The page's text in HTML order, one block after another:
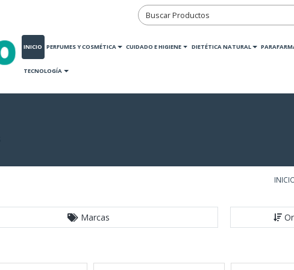
INICIO PERFUMES Y COSMÉTICA CUIDADO E HIGIENE DIETÉTICA NATURAL
TECNOLOGÍA
Marcas